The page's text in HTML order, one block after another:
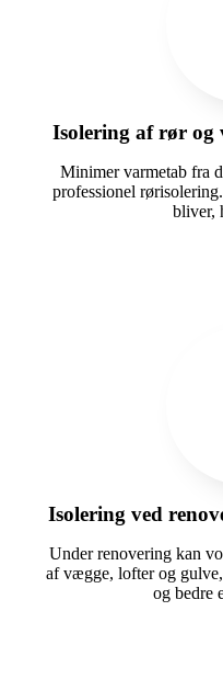
Isolering af rør og
Minimer varmetab fra
professionel
bliver,
Isolering ved
Under renovering kan
af vægge, lofter og
og bedre